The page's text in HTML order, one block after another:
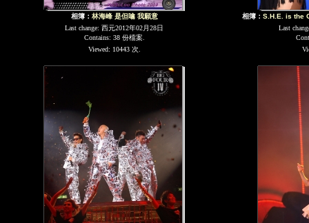
相簿： 林海峰 是但噏 我願意
Last change: 西元2012年02月28日
Contains: 38 份檔案.
Viewed: 10443 次.
相簿： S.H.E. is the
Last